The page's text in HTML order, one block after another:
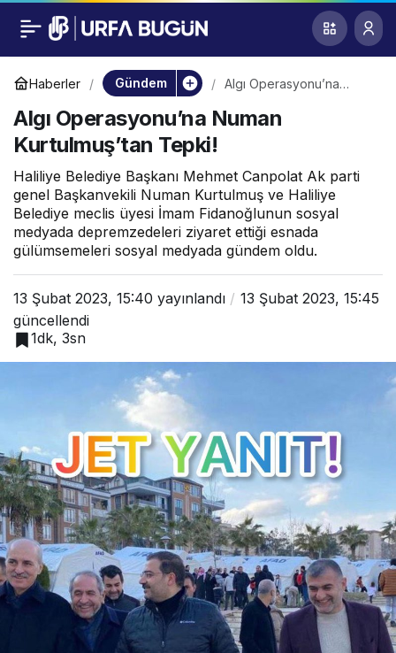
Haberler Gündem
Algı Operasyonu’na
Tepki!
Algı Operasyonu’na Numan
Kurtulmuş’tan Tepki!
Haliliye Belediye Başkanı Mehmet Canpolat Ak parti
genel Başkanvekili Numan Kurtulmuş ve Haliliye
Belediye meclis üyesi İmam Fidanoğlunun sosyal
medyada depremzedeleri ziyaret ettiği esnada
gülümsemeleri sosyal medyada gündem oldu.
13 Şubat 2023, 15:40 yayınlandı
13 Şubat 2023, 15:45
güncellendi
1dk, 3sn
Algı Operasyonu’na
Numan Kurtulmuş’tan
Tepki!
0